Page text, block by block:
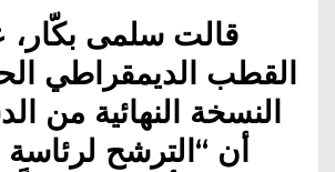
قالت سلمى
القطب الديمقراطي
النسخة النهائية من
أن “الترشح لرئاسة